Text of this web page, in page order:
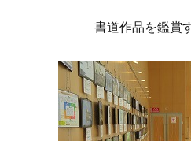
書道作品を鑑賞